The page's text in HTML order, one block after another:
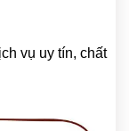
vụ uy tín, chất